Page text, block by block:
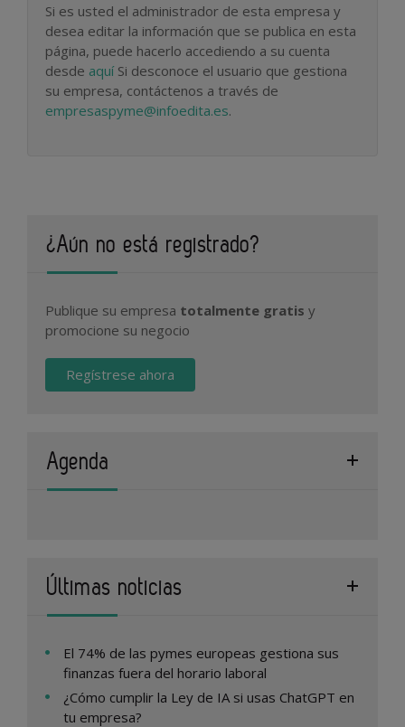
Si es usted el administrador de esta empresa y
desea editar la información que se publica en esta
página, puede hacerlo accediendo a su cuenta
desde aquíSi desconoce el usuario que gestiona
su empresa, contáctenos a través de
empresaspyme@infoedita.es.
¿Aún no está registrado?
Publique su empresa totalmente gratis y
promocione su negocio
Regístrese ahora
Agenda
Últimas noticias
El 74% de las pymes europeas gestiona sus
finanzas fuera del horario laboral
¿Cómo cumplir la Ley de IA si usas ChatGPT en
tu empresa?